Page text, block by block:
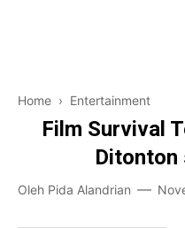
Game-Teknologi
Bisnis Karir
Entertainment
Home › Entertainment
Film Survival
Ditonton
Oleh Pida Alandrian